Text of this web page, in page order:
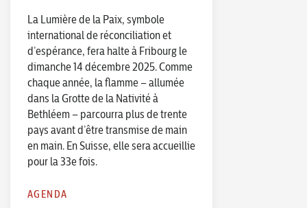
La Lumière de la Paix, symbole
international de réconciliation et
d’espérance, fera halte à Fribourg le
dimanche 14 décembre 2025. Comme
chaque année, la flamme – allumée
dans la Grotte de la Nativité à
Bethléem – parcourra plus de trente
pays avant d’être transmise de main
en main. En Suisse, elle sera accueillie
pour la 33e fois.
AGENDA